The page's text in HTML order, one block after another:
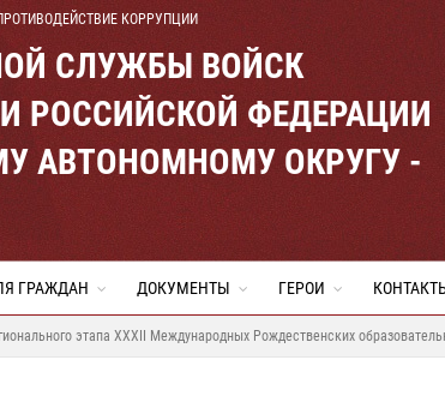
КОРРУПЦИИ
СЛУЖБЫ ВОЙСК
РОССИЙСКОЙ ФЕДЕРАЦИИ
АВТОНОМНОМУ ОКРУГУ -
ГРАЖДАН ДОКУМЕНТЫ ГЕРОИ
этапа XXXII Международных Рождественских